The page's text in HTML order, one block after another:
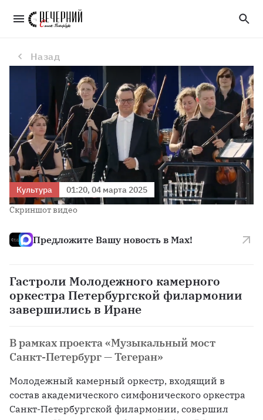
Гастроли Молодежного камерного оркестра Петербургской филармонии завершились в Иране
Назад
Культура
01:20, 04 марта 2025
Скриншот видео
Предложите Вашу новость в Max!
Гастроли Молодежного камерного
оркестра Петербургской филармонии
завершились в Иране
В рамках проекта «Музыкальный мост
Санкт-Петербург — Тегеран»
Молодежный камерный оркестр, входящий в
состав академического симфонического оркестра
Санкт-Петербургской филармонии, совершил